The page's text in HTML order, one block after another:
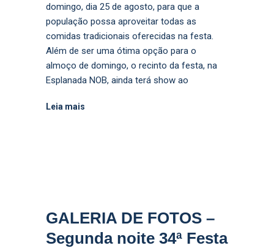
domingo, dia 25 de agosto, para que a
população possa aproveitar todas as
comidas tradicionais oferecidas na festa.
Além de ser uma ótima opção para o
almoço de domingo, o recinto da festa, na
Esplanada NOB, ainda terá show ao
Leia mais
GALERIA DE FOTOS –
Segunda noite 34ª Festa